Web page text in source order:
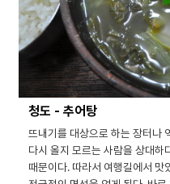
청도 - 추어탕
뜨내기를 대상으로 하는 장터나
다시 올지 모르는 사람을 상대하
때문이다. 따라서 여행길에서 맛